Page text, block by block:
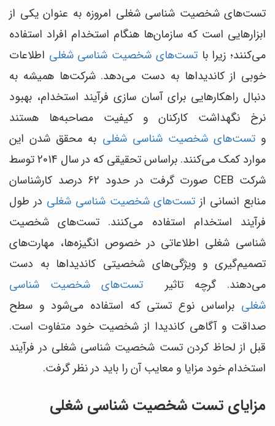
تست‌های شخصیت شناسی شغلی امروزه به عنوان یکی از
ابزارهایی است که سازمان‌ها هنگام استخدام افراد استفاده
می‌کنند؛ زیرا باتست‌های شخصیت شناسی شغلی اطلاعات
خوبی از کاندیداها به دست می‌دهد. شرکت‌ها همیشه به
دنبال راهکارهایی برای آسان سازی فرآیند استخدام، بهبود
نرخ نگهداشت کارکنان و کیفیت مصاحبه‌ها هستند
وتست‌های شخصیت شناسی شغلی به محقق شدن این
موارد کمک می‌کنند. براساس تحقیقی که در سال 2014 توسط
شرکت CEB صورت گرفت در حدود 62 درصد کارشناسان
منابع انسانی از تست‌های شخصیت شناسی شغلی در طول
فرآیند استخدام استفاده می‌کنند. تست‌های شخصیت
شناسی شغلی اطلاعاتی در خصوص انگیزه‌ها، مهارت‌های
تصمیم‌گیری و ویژگی‌های شخصیتی کاندیداها به دست
می‌دهند. گرچه تاثیر تست‌های شخصیت شناسی
شغلی براساس نوع تستی که استفاده می‌شود و سطح
صداقت و آگاهی کاندیدا از شخصیت خود متفاوت است.
قبل از لحاظ کردن تست شخصیت شناسی شغلی در فرآیند
استخدام خود مزایا و معایب آن را باید در نظر گرفت.
مزایای تست شخصیت شناسی شغلی